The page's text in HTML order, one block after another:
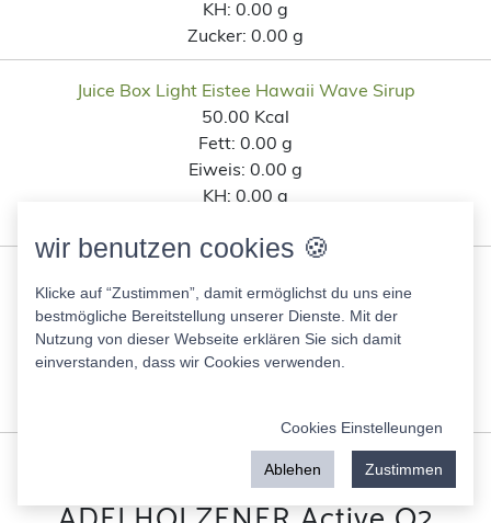
KH: 0.00 g
Zucker: 0.00 g
Juice Box Light Eistee Hawaii Wave Sirup
50.00 Kcal
Fett: 0.00 g
Eiweis: 0.00 g
KH: 0.00 g
17.00 Kcal
Fett:0.00 g
Eiweis:0.00 g
Ähnliche Lebensmittel wie
wir benutzen cookies 🍪
Klicke auf “Zustimmen”, damit ermöglichst du uns eine
bestmögliche Bereitstellung unserer Dienste. Mit der
Nutzung von dieser Webseite erklären Sie sich damit
einverstanden, dass wir Cookies verwenden.
Cookies Einstelleungen
Ablehen Zustimmen